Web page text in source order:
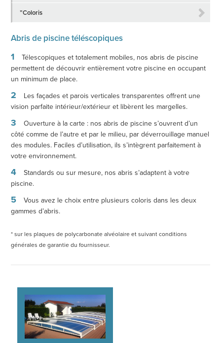
”Coloris
Abris de piscine téléscopiques
Télescopiques et totalement mobiles, nos abris de piscine
permettent de découvrir entièrement votre piscine en occupant
un minimum de place.
Les façades et parois verticales transparentes offrent une
vision parfaite intérieur/extérieur et libèrent les margelles.
Ouverture à la carte : nos abris de piscine s’ouvrent d’un
côté comme de l’autre et par le milieu, par déverrouillage manuel
des modules. Faciles d’utilisation, ils s’intègrent parfaitement à
votre environnement.
Standards ou sur mesure, nos abris s’adaptent à votre
piscine.
Vous avez le choix entre plusieurs coloris dans les deux
gammes d’abris.
* sur les plaques de polycarbonate alvéolaire et suivant conditions
générales de garantie du fournisseur.